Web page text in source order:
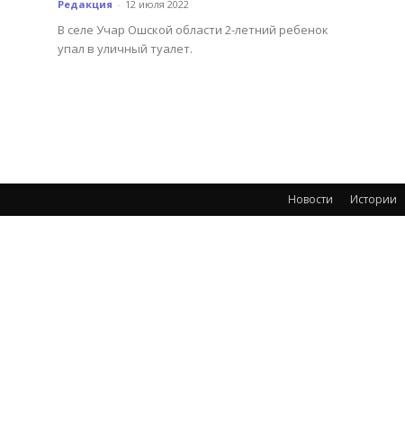
Редакция - 12 июля 2022
В селе Учар Ошской области 2-летний ребенок
упал в уличный туалет.
Новости Истории